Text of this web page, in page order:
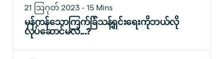
21 ဩဂုတ် 2023 - 15 Mins
မှန်ကန်သောကြက်ခြံသန့်ရှင်းရေးကိုဘယ်လို
လုပ်ဆောင်မလဲ...?